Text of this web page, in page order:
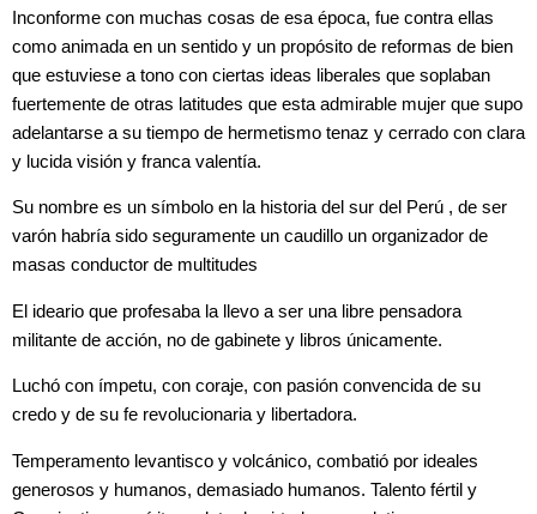
Inconforme con muchas cosas de esa época, fue contra ellas
como animada en un sentido y un propósito de reformas de bien
que estuviese a tono con ciertas ideas liberales que soplaban
fuertemente de otras latitudes que esta admirable mujer que supo
adelantarse a su tiempo de hermetismo tenaz y cerrado con clara
y lucida visión y franca valentía.
Su nombre es un símbolo en la historia del sur del Perú , de ser
varón habría sido seguramente un caudillo un organizador de
masas conductor de multitudes
El ideario que profesaba la llevo a ser una libre pensadora
militante de acción, no de gabinete y libros únicamente.
Luchó con ímpetu, con coraje, con pasión convencida de su
credo y de su fe revolucionaria y libertadora.
Temperamento levantisco y volcánico, combatió por ideales
generosos y humanos, demasiado humanos. Talento fértil y